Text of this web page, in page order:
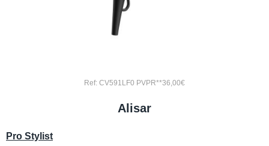
Ref: CV591LF0 PVPR**36,00€
Alisar
Pro Stylist